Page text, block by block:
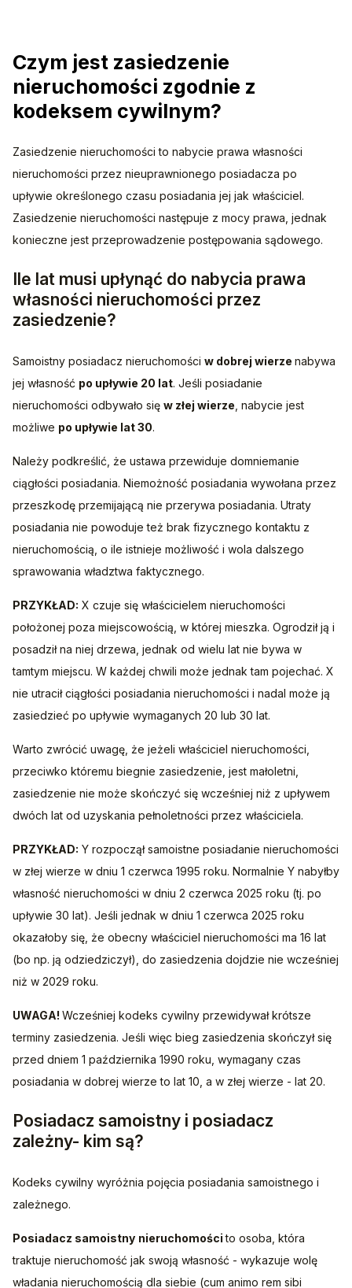
Czym jest zasiedzenie
nieruchomości zgodnie z
kodeksem cywilnym?
Zasiedzenie nieruchomości to nabycie prawa własności
nieruchomości przez nieuprawnionego posiadacza po
upływie określonego czasu posiadania jej jak właściciel.
Zasiedzenie nieruchomości następuje z mocy prawa, jednak
konieczne jest przeprowadzenie postępowania sądowego.
Ile lat musi upłynąć do nabycia prawa
własności nieruchomości przez
zasiedzenie?
Samoistny posiadacz nieruchomości w dobrej wierze nabywa
jej własność po upływie 20 lat. Jeśli posiadanie
nieruchomości odbywało się w złej wierze , nabycie jest
możliwe po upływie lat 30.
Należy podkreślić, że ustawa przewiduje domniemanie
ciągłości posiadania. Niemożność posiadania wywołana przez
przeszkodę przemijającą nie przerywa posiadania. Utraty
posiadania nie powoduje też brak fizycznego kontaktu z
nieruchomością, o ile istnieje możliwość i wola dalszego
sprawowania władztwa faktycznego.
PRZYKŁAD: X czuje się właścicielem nieruchomości
położonej poza miejscowością, w której mieszka. Ogrodził ją i
posadził na niej drzewa, jednak od wielu lat nie bywa w
tamtym miejscu. W każdej chwili może jednak tam pojechać. X
nie utracił ciągłości posiadania nieruchomości i nadal może ją
zasiedzieć po upływie wymaganych 20 lub 30 lat.
Warto zwrócić uwagę, że jeżeli właściciel nieruchomości,
przeciwko któremu biegnie zasiedzenie, jest małoletni,
zasiedzenie nie może skończyć się wcześniej niż z upływem
dwóch lat od uzyskania pełnoletności przez właściciela.
PRZYKŁAD: Y rozpoczął samoistne posiadanie nieruchomości
w złej wierze w dniu 1 czerwca 1995 roku. Normalnie Y nabyłby
własność nieruchomości w dniu 2 czerwca 2025 roku (tj. po
upływie 30 lat). Jeśli jednak w dniu 1 czerwca 2025 roku
okazałoby się, że obecny właściciel nieruchomości ma 16 lat
(bo np. ją odziedziczył), do zasiedzenia dojdzie nie wcześniej
niż w 2029 roku.
UWAGA! Wcześniej kodeks cywilny przewidywał krótsze
terminy zasiedzenia. Jeśli więc bieg zasiedzenia skończył się
przed dniem 1 października 1990 roku, wymagany czas
posiadania w dobrej wierze to lat 10, a w złej wierze - lat 20.
Posiadacz samoistny i posiadacz
zależny- kim są?
Kodeks cywilny wyróżnia pojęcia posiadania samoistnego i
zależnego.
Posiadacz samoistny nieruchomości to osoba, która
traktuje nieruchomość jak swoją własność - wykazuje wolę
władania nieruchomością dla siebie (cum animo rem sibi